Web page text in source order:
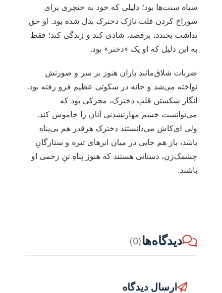
سیاه سنت‌ها بود؛ دلیلی که خود به خنجری برای
سوراخ کردن قلب نازک دخترک بدل شده بود. او حق
نداشت بخندد، برقصد، شادی کند و زندگی کند؛ فقط
به این دلیل که او یک «دختر» بود.
ضربات شلاق‌مانند باران هنوز بر سر و صورتش
نواخته می‌شد و خانه در سکوتی عظیم فرو رفته بود.
انگار شکستن قلب دخترک، محرکی بود که
می‌توانست خشم مهارنشدنی آنان را خاموش کند.
ولی ای‌کاش می‌دانستند دخترک هرقدر هم بی‌پناه
باشد، باز هم جایی در میان ابرهای تیره و ستارگانِ
چشمک‌زن، دستانی هستند که هنوز پناهِ تنِ زخمی او
باشند.
دیدگاه‌ها(0)
ارسال دیدگاه